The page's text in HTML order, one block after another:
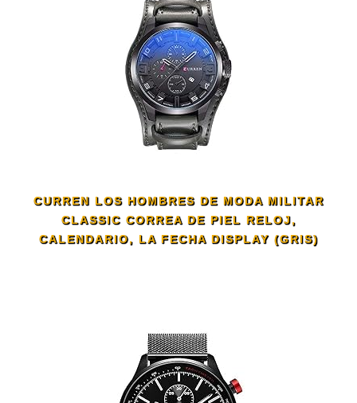
CURREN LOS HOMBRES DE MODA MILITAR
CLASSIC CORREA DE PIEL RELOJ,
CALENDARIO, LA FECHA DISPLAY (GRIS)